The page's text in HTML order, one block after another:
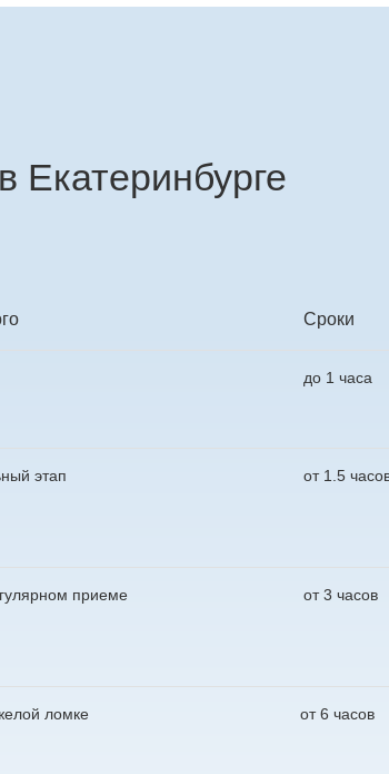
Екатеринбурге
Сроки
до 1 часа
этап от 1.5
приеме от 3 часов
ломке от 6 часов